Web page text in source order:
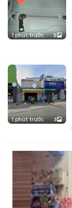
1 phút trước 2
1 phút trước 3